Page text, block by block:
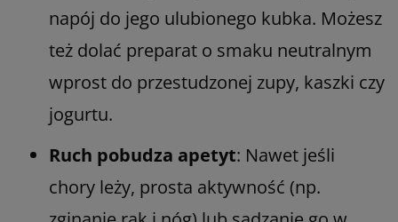
napój do jego ulubionego kubka. Możesz
też dolać preparat o smaku neutralnym
wprost do przestudzonej zupy, kaszki czy
jogurtu.
Ruch pobudza apetyt: Nawet jeśli
chory leży, prosta aktywność (np.